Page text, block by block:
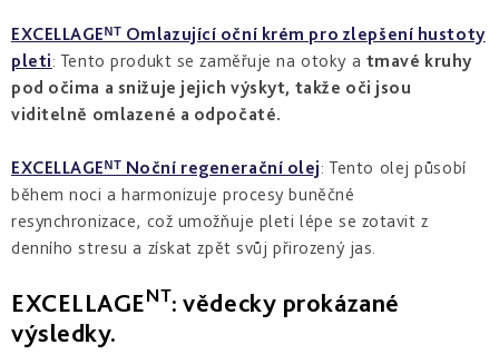
EXCELLAGEᴺᵀ Omlazující oční krém pro zlepšení hustoty
pleti: Tento produkt se zaměřuje na otoky a tmavé kruhy
pod očima a snižuje jejich výskyt, takže oči jsou
viditelně omlazené a odpočaté.
EXCELLAGEᴺᵀ Noční regenerační olej: Tento olej působí
během noci a harmonizuje procesy buněčné
resynchronizace, což umožňuje pleti lépe se zotavit z
denního stresu a získat zpět svůj přirozený jas.
EXCELLAGENT: vědecky prokázané
výsledky.